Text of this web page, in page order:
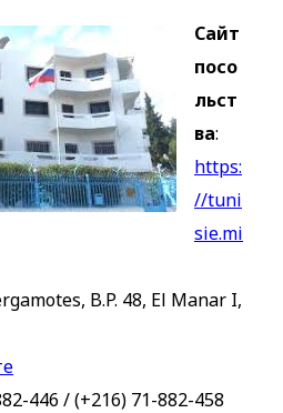
Сайт
посо
льст
ва:
https:
//tuni
sie.mi
B.P. 48, El Manar I,
446 / (+216) 71-882-458